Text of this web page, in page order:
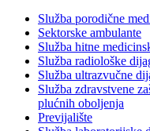
Služba porodične
Sektorske ambulante
Služba hitne
Služba radiološke
Služba ultrazvučne
Služba zdravstvene
plućnih oboljenja
Previjalište